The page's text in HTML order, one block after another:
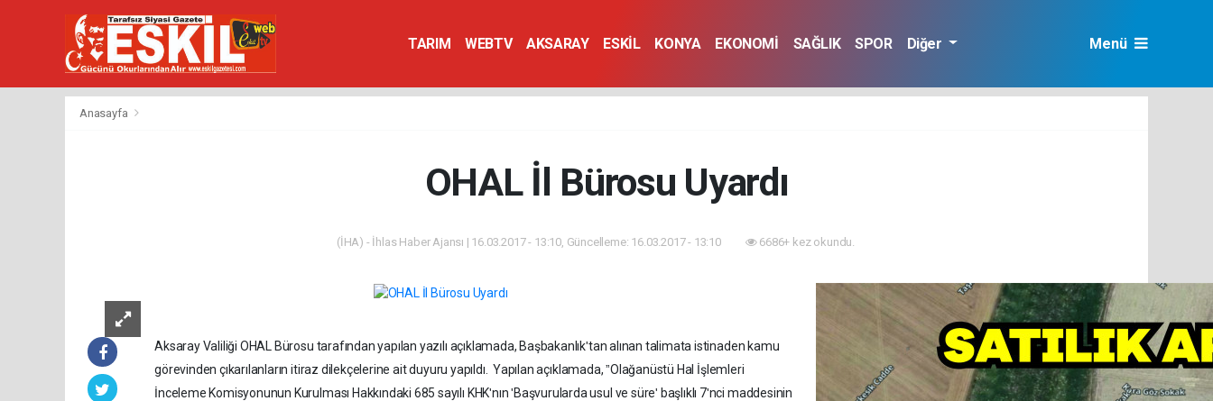
TARIM WEBTV AKSARAY ESKİL KONYA EKONOMİ SAĞLIK SPOR Diğer Menü
Anasayfa
OHAL İl Bürosu Uyardı
(İHA) - İhlas Haber Ajansı | 16.03.2017 - 13:10, Güncelleme: 16.03.2017 - 13:10 6686+ kez okundu.
Aksaray Valiliği OHAL Bürosu tarafından yapılan yazılı açıklamada, Başbakanlıkʹtan alınan talimata istinaden kamu
görevinden çıkarılanların itiraz dilekçelerine ait duyuru yapıldı. Yapılan açıklamada, ˮOlağanüstü Hal İşlemleri
İnceleme Komisyonunun Kurulması Hakkındaki 685 sayılı KHKʹnın ʹBaşvurularda usul ve süreʹ başlıklı 7ʹnci maddesinin